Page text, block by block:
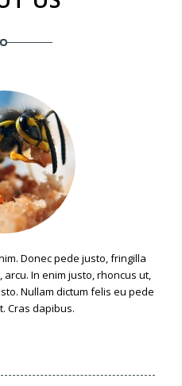
Donec pede justo, fringilla
In enim justo, rhoncus ut,
Nullam dictum felis eu pede
Cras dapibus.